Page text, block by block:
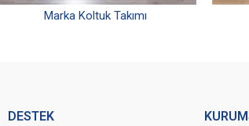
Marka Koltuk Takımı
DESTEK